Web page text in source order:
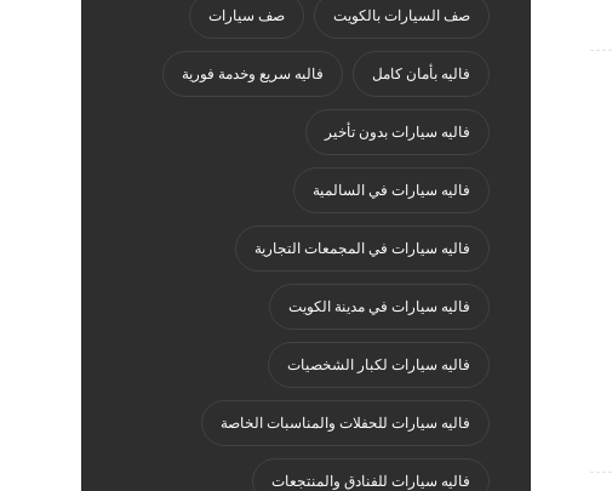
صف السيارات بالكويت صف سيارات
فاليه بأمان كامل فاليه سريع وخدمة فورية
فاليه سيارات بدون تأخير
فاليه سيارات في السالمية
فاليه سيارات في المجمعات التجارية
فاليه سيارات في مدينة الكويت
فاليه سيارات لكبار الشخصيات
فاليه سيارات للحفلات والمناسبات الخاصة
فاليه سيارات للفنادق والمنتجعات